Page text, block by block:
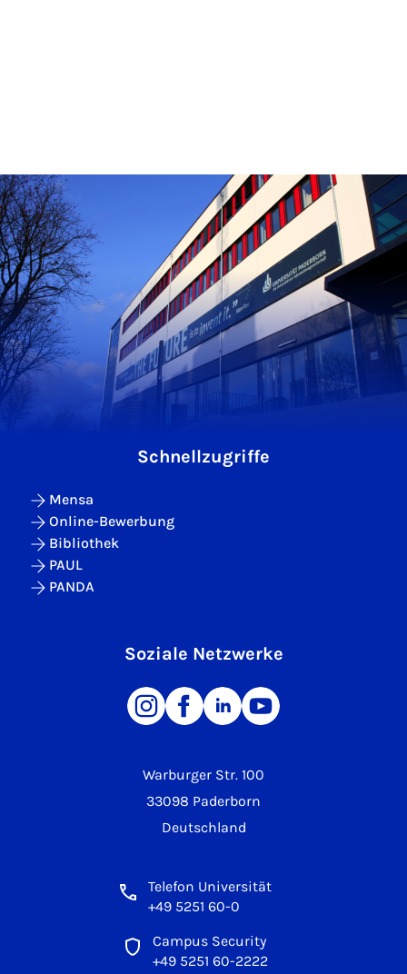
Warburger Str. 100
33098 Paderborn
Deutschland
Telefon Universität
+49 5251 60-0
Campus Security
+49 5251 60-2222
Schnellzugriffe
Mensa
Online-Bewerbung
Bibliothek
PAUL
PANDA
Soziale Netzwerke